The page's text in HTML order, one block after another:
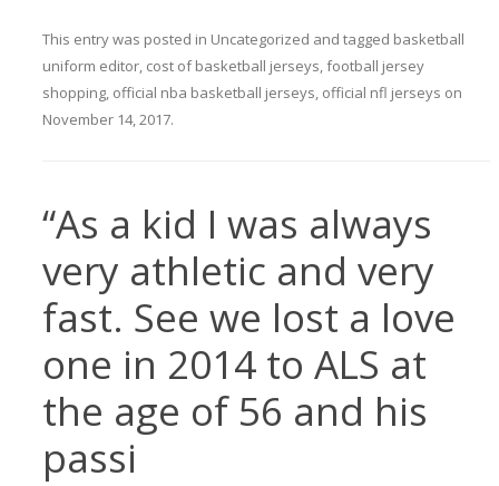
This entry was posted in Uncategorized and tagged basketball
uniform editor, cost of basketball jerseys,football jersey
shopping, official nba basketball jerseys, official nfl jerseys on
November 14, 2017.
“As a kid I was always
very athletic and very
fast. See we lost a love
one in 2014 to ALS at
the age of 56 and his
passi